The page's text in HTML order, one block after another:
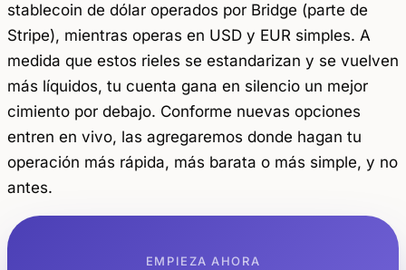
stablecoin de dólar operados por Bridge (parte de
Stripe), mientras operas en USD y EUR simples. A
medida que estos rieles se estandarizan y se vuelven
más líquidos, tu cuenta gana en silencio un mejor
cimiento por debajo. Conforme nuevas opciones
entren en vivo, las agregaremos donde hagan tu
operación más rápida, más barata o más simple, y no
antes.
EMPIEZA AHORA